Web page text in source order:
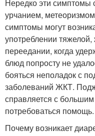
Нередко эти симптомы
урчанием,
симптомы могут
употреблении
переедании, когда
блюд попросту не
бояться неполадок с
заболеваний ЖКТ.
справляется с
потребоваться помощь.
Почему возникает